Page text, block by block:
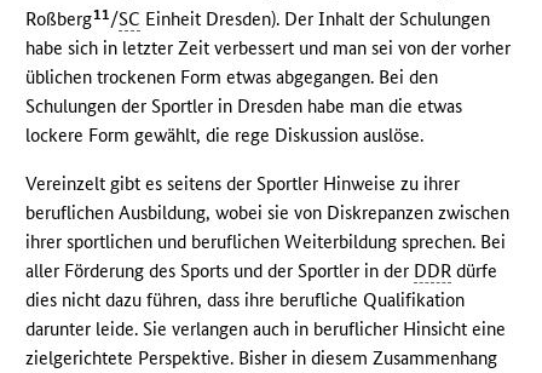
Roßberg11 /SC Einheit Dresden). Der Inhalt der Schulungen
habe sich in letzter Zeit verbessert und man sei von der vorher
üblichen trockenen Form etwas abgegangen. Bei den
Schulungen der Sportler in Dresden habe man die etwas
lockere Form gewählt, die rege Diskussion auslöse.
Vereinzelt gibt es seitens der Sportler Hinweise zu ihrer
beruflichen Ausbildung, wobei sie von Diskrepanzen zwischen
ihrer sportlichen und beruflichen Weiterbildung sprechen. Bei
aller Förderung des Sports und der Sportler in der DDR dürfe
dies nicht dazu führen, dass ihre berufliche Qualifikation
darunter leide. Sie verlangen auch in beruflicher Hinsicht eine
zielgerichtete Perspektive. Bisher in diesem Zusammenhang